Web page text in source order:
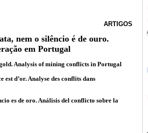
ARTIGOS
nem o silêncio é de ouro.
em Portugal
Analysis of mining conflicts in Portugal
est d’or. Analyse des conflits dans
es de oro. Análisis del conflicto sobre la